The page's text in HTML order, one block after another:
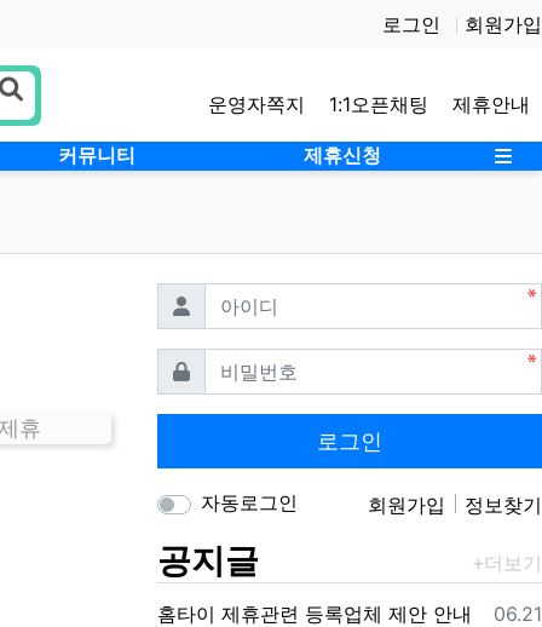
로그인 회원가입
운영자쪽지 1:1오픈채팅 제휴안내
커뮤니티 제휴신청 사
휴
아이디 필수
비밀번호필수
로그인
자동로그인 회원가입 정보찾기
공지글
등록
06.21
홈타이 제휴관련 등록업체 제안 안내